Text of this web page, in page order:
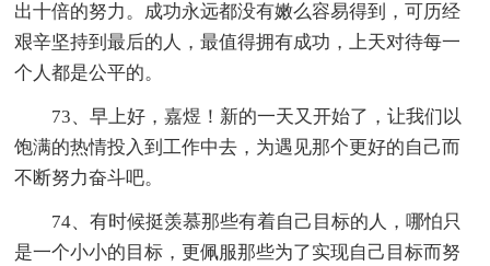
出十倍的努力。成功永远都没有嫩么容易得到，可历经
艰辛坚持到最后的人，最值得拥有成功，上天对待每一
个人都是公平的。
73、早上好，嘉煜！新的一天又开始了，让我们以
饱满的热情投入到工作中去，为遇见那个更好的自己而
不断努力奋斗吧。
74、有时候挺羡慕那些有着自己目标的人，哪怕只
是一个小小的目标，更佩服那些为了实现自己目标而努